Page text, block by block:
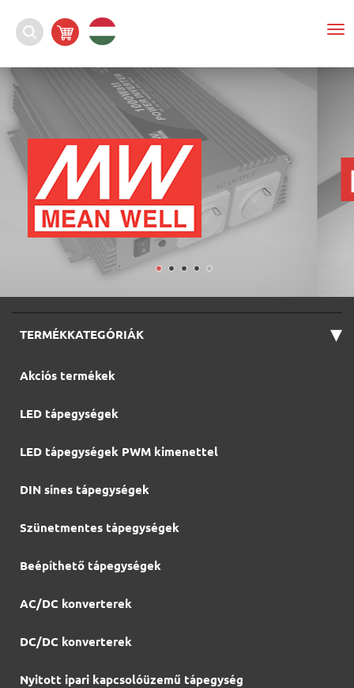
TERMÉKKATEGÓRIÁK ▾
Akciós termékek
LED tápegységek
LED tápegységek PWM kimenettel
DIN sínes tápegységek
Szünetmentes tápegységek
Beépíthető tápegységek
AC/DC konverterek
DC/DC konverterek
Nyitott ipari kapcsolóüzemű tápegység